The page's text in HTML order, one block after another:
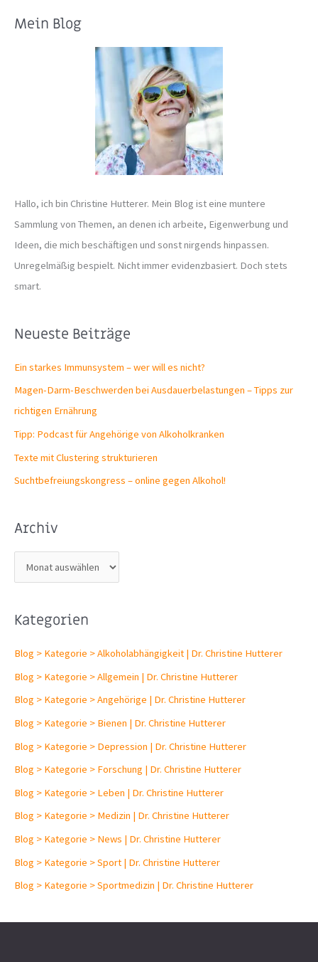
h
Mein Blog
Hallo, ich bin Christine Hutterer. Mein Blog ist eine muntere
Sammlung von Themen, an denen ich arbeite, Eigenwerbung und
Ideen, die mich beschäftigen und sonst nirgends hinpassen.
Unregelmäßig bespielt. Nicht immer evidenzbasiert. Doch stets
smart.
Neueste Beiträge
Ein starkes Immunsystem – wer will es nicht?
Magen-Darm-Beschwerden bei Ausdauerbelastungen – Tipps zur
richtigen Ernährung
Tipp: Podcast für Angehörige von Alkoholkranken
Texte mit Clustering strukturieren
Suchtbefreiungs­kongress – online gegen Alkohol!
Archiv
r
h
Kategorien
Blog > Kategorie > Alkoholabhängigkeit | Dr. Christine Hutterer
Blog > Kategorie > Allgemein | Dr. Christine Hutterer
Blog > Kategorie > Angehörige | Dr. Christine Hutterer
Blog > Kategorie > Bienen | Dr. Christine Hutterer
Blog > Kategorie > Depression | Dr. Christine Hutterer
Blog > Kategorie > Forschung | Dr. Christine Hutterer
Blog > Kategorie > Leben | Dr. Christine Hutterer
Blog > Kategorie > Medizin | Dr. Christine Hutterer
Blog > Kategorie > News | Dr. Christine Hutterer
Blog > Kategorie > Sport | Dr. Christine Hutterer
Blog > Kategorie > Sportmedizin | Dr. Christine Hutterer